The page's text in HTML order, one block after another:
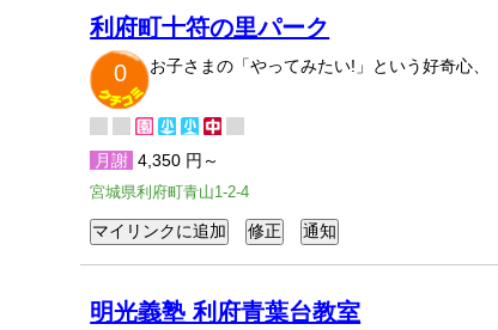
利府町十符の里パーク
0
お子さまの「やってみたい!」という好奇心、
月謝 4,350 円～
宮城県利府町青山1-2-4
明光義塾 利府青葉台教室